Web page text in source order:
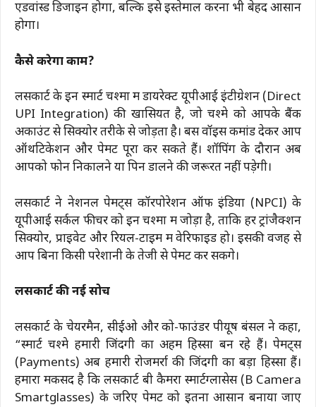
एडवांस्ड डिजाइन होगा, बल्कि इसे इस्तेमाल करना भी बेहद आसान
होगा।
कैसे करेगा काम?
लेंसकार्ट के इन स्मार्ट चश्मों में डायरेक्ट यूपीआई इंटीग्रेशन (Direct
UPI Integration) की खासियत है, जो चश्मे को आपके बैंक
अकाउंट से सिक्योर तरीके से जोड़ता है। बस वॉइस कमांड देकर आप
ऑथेंटिकेशन और पेमेंट पूरा कर सकते हैं। शॉपिंग के दौरान अब
आपको फोन निकालने या पिन डालने की जरूरत नहीं पड़ेगी।
लेंसकार्ट ने नेशनल पेमेंट्स कॉरपोरेशन ऑफ इंडिया (NPCI) के
यूपीआई सर्कल फीचर को इन चश्मों में जोड़ा है, ताकि हर ट्रांजैक्शन
सिक्योर, प्राइवेट और रियल-टाइम में वेरिफाइड हो। इसकी वजह से
आप बिना किसी परेशानी के तेजी से पेमेंट कर सकेंगे।
लेंसकार्ट की नई सोच
लेंसकार्ट के चेयरमैन, सीईओ और को-फाउंडर पीयूष बंसल ने कहा,
“स्मार्ट चश्मे हमारी जिंदगी का अहम हिस्सा बन रहे हैं। पेमेंट्स
(Payments) अब हमारी रोजमर्रा की जिंदगी का बड़ा हिस्सा हैं।
हमारा मकसद है कि लेंसकार्ट बी कैमरा स्मार्टग्लासेस (B Camera
Smartglasses) के जरिए पेमेंट को इतना आसान बनाया जाए